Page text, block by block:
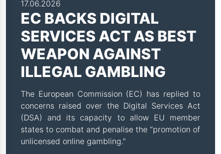
17.06.2026
EC BACKS DIGITAL
SERVICES ACT AS BEST
WEAPON AGAINST
ILLEGAL GAMBLING
The European Commission (EC) has replied to
concerns raised over the Digital Services Act
(DSA) and its capacity to allow EU member
states to combat and penalise the “promotion of
unlicensed online gambling.”